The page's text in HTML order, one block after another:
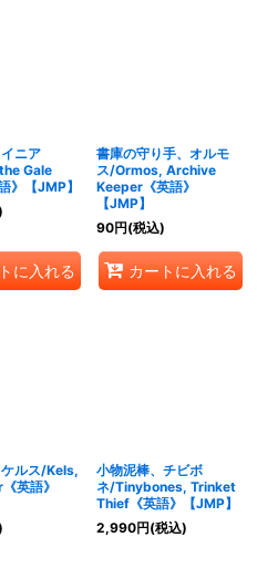
ニア
Gale
》【JMP】
に入れる
書庫の守り手、オルモ
ス/Ormos, Archive
Keeper《英語》
【JMP】
90円(税込)
カートに入れる
ルス/Kels,
英語》
小物泥棒、チビボ
ネ/Tinybones, Trinket
Thief《英語》【JMP】
2,990円(税込)